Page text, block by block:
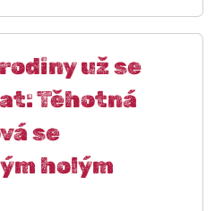
už se
Těhotná
se
holým